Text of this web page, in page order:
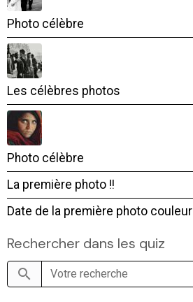
Photo célèbre
Les célèbres photos
Photo célèbre
La première photo !!
Date de la première photo couleur
Rechercher dans les quiz